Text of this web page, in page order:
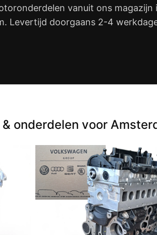
vanuit ons magazijn
Levertijd doorgaans 2-4
onderdelen voor